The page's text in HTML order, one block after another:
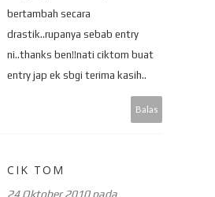
bertambah secara
drastik..rupanya sebab entry
ni..thanks ben!!nati ciktom buat
entry jap ek sbgi terima kasih..
Balas
CIK TOM
24 Oktober 2010 pada